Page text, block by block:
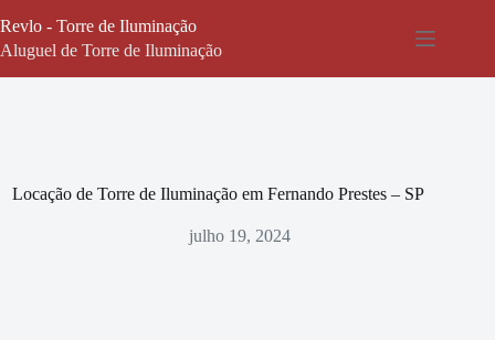
para
o
Revlo - Torre de Iluminação
Aluguel de Torre de Iluminação
Locação de Torre de Iluminação em Fernando Prestes – SP
julho 19, 2024